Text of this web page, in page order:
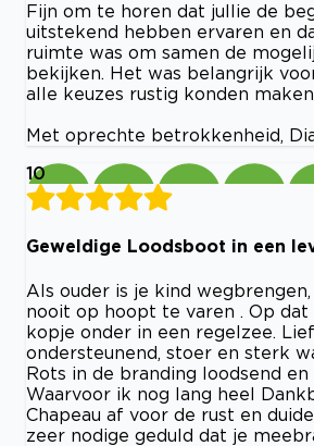
Fijn om te horen dat jullie de
uitstekend hebben ervaren en
ruimte was om samen de
bekijken. Het was belangrijk
alle keuzes rustig konden
Met oprechte betrokkenheid,
10
Geweldige Loodsboot in een
Als ouder is je kind
nooit op hoopt te varen . Op
kopje onder in een regelzee.
ondersteunend, stoer en sterk
Rots in de branding loodsend en
Waarvoor ik nog lang heel
Chapeau af voor de rust en
zeer nodige geduld dat je